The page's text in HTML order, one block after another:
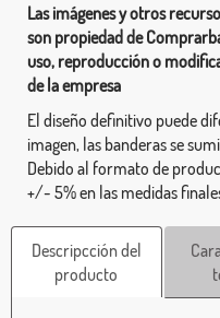
Las imágenes y otros
son propiedad de
uso, reproducción o
de la empresa
El diseño definitivo puede
imagen, las banderas se
Debido al formato de
+/- 5% en las medidas
Descripcción del
producto